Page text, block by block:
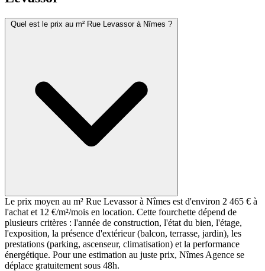
Quel est le prix au m² Rue Levassor à Nîmes ?
Le prix moyen au m² Rue Levassor à Nîmes est d'environ 2 465 € à
l'achat et 12 €/m²/mois en location. Cette fourchette dépend de
plusieurs critères : l'année de construction, l'état du bien, l'étage,
l'exposition, la présence d'extérieur (balcon, terrasse, jardin), les
prestations (parking, ascenseur, climatisation) et la performance
énergétique. Pour une estimation au juste prix, Nîmes Agence se
déplace gratuitement sous 48h.